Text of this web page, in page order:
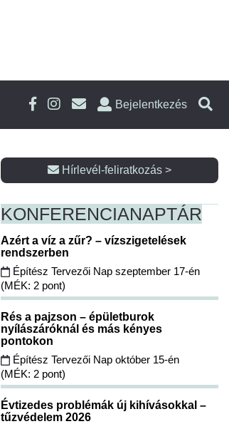
Bejelentkezés
Hírlevél-feliratkozás >
KONFERENCIANAPTÁR
Azért a víz a zűr? – vízszigetelések
rendszerben
Építész Tervezői Nap szeptember 17-én
(MÉK: 2 pont)
Rés a pajzson – épületburok
nyílászáróknál és más kényes
pontokon
Építész Tervezői Nap október 15-én
(MÉK: 2 pont)
Évtizedes problémák új kihívásokkal –
tűzvédelem 2026